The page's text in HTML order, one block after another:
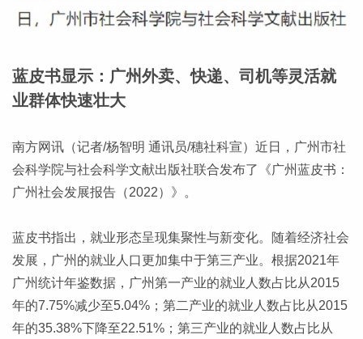
蓝皮书显示：广州外卖、快递、司机等灵活就
业群体快速壮大
南方网讯（记者/杨智明 通讯员/穗社科宣）近日，广州市社
会科学院与社会科学文献出版社联合发布了《广州蓝皮书：
广州社会发展报告（2022）》。
蓝皮书指出，就业形态呈现集聚性与新变化。随着经济社会
发展，广州的就业人口更加集中于第三产业。根据2021年
广州统计年鉴数据，广州第一产业的就业人数占比从2015
年的7.75%减少至5.04%；第二产业的就业人数占比从2015
年的35.38%下降至22.51%；第三产业的就业人数占比从